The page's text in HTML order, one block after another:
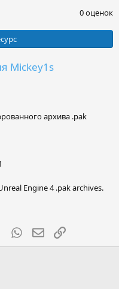
0 оценок
Mickey1s
архива .pak
Engine 4 .pak archives.
Tumblr WhatsApp
Электронная
Ссылка